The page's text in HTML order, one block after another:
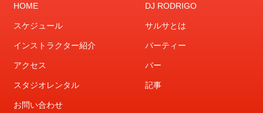
HOME DJ RODRIGO
スケジュール サルサとは
インストラクター紹介 パーティー
アクセス バー
スタジオレンタル 記事
お問い合わせ